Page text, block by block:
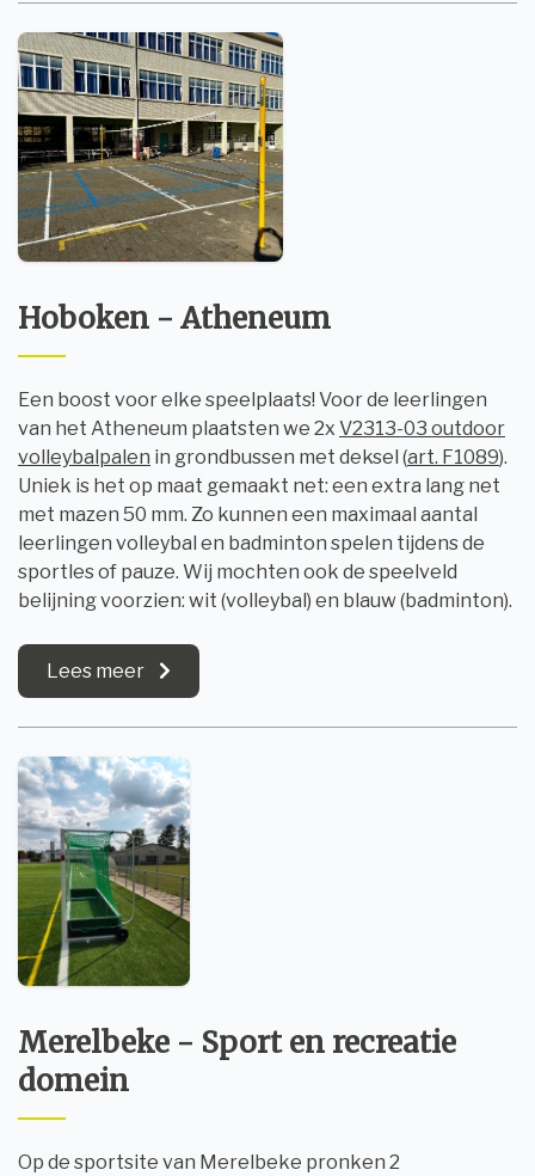
Hoboken - Atheneum
Een boost voor elke speelplaats! Voor de leerlingen
van het Atheneum plaatsten we 2x V2313-03 outdoor
volleybalpalen in grondbussen met deksel (art. F1089).
Uniek is het op maat gemaakt net: een extra lang net
met mazen 50 mm. Zo kunnen een maximaal aantal
leerlingen volleybal en badminton spelen tijdens de
sportles of pauze. Wij mochten ook de speelveld
belijning voorzien: wit (volleybal) en blauw (badminton).
Lees meer
Merelbeke - Sport en recreatie
domein
Op de sportsite van Merelbeke pronken 2